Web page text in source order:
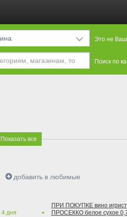
Это не Ваш
Поиск по
Показать все
добавить в любимые
4дня
ПРИ ПОКУПКЕ вино
ПРОСЕККО белое сухое